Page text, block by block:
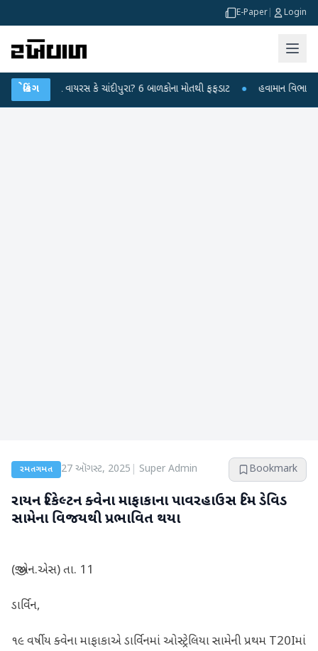
E-Paper Login
બ્રેકિંગ
વાયરસ કે ચાંદીપુરા? 6 બાળકોના મોતથી ફફડાટ ● હવામાન વિભાગે 18 રાજ્યો
રમતગમત 27 ઑગસ્ટ, 2025 Super Admin Bookmark
રાયન રિકેલ્ટન ક્વેના માફાકાના પાવરહાઉસ ટિમ ડેવિડ
સામેના વિજયથી પ્રભાવિત થયા
(જી.એન.એસ) તા. 11
ડાર્વિન,
૧૯ વર્ષીય ક્વેના માફાકાએ ડાર્વિનમાં ઓસ્ટ્રેલિયા સામેની પ્રથમ T20Iમાં